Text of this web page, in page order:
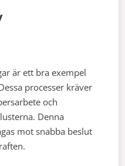
är ett bra exempel
processer kräver
och
Denna
mot snabba beslut